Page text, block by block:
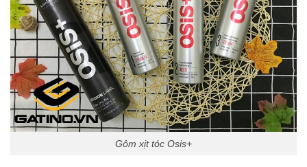
Gôm xịt tóc Osis+